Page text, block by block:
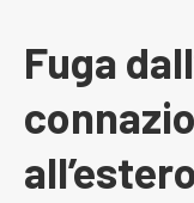
Fuga
all’estero